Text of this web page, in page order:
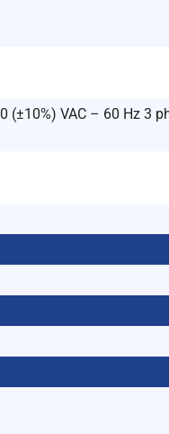
(±10%) VAC – 60 Hz 3